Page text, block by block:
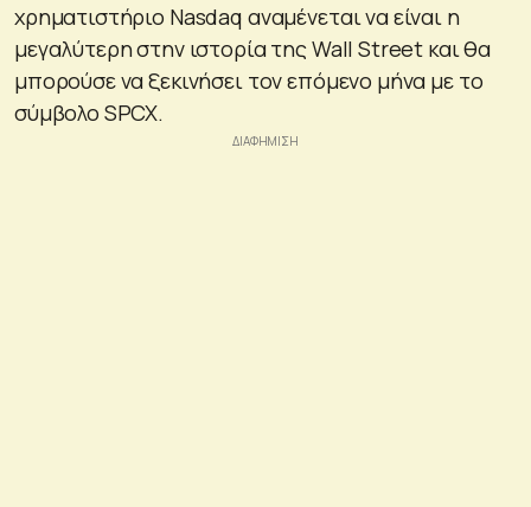
χρηματιστήριο Nasdaq αναμένεται να είναι η
μεγαλύτερη στην ιστορία της Wall Street και θα
μπορούσε να ξεκινήσει τον επόμενο μήνα με το
σύμβολο SPCX.